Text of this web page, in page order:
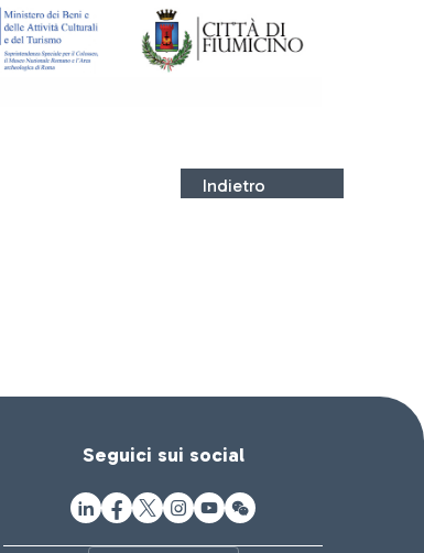
Indietro
Seguici sui social